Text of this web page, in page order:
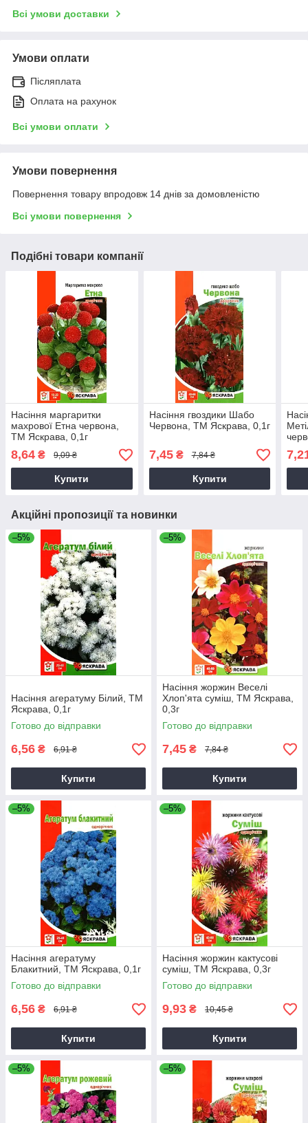
Всі умови доставки
Умови оплати
Післяплата
Оплата на рахунок
Всі умови оплати
Умови повернення
Повернення товару впродовж 14 днів за домовленістю
Всі умови повернення
Подібні товари компанії
Насіння маргаритки
махрової Етна червона,
ТМ Яскрава, 0,1г
8,64 ₴ 9,09 ₴
Купити
Насіння гвоздики Шабо
Червона, ТМ Яскрава, 0,1г
7,45₴ 7,84 ₴
Купити
0,3г
Акційні пропозиції та новинки
–5%
Насіння агератуму Бiлий, ТМ
Яскрава, 0,1г
Готово до відправки
6,56 ₴ 6,91 ₴
Купити
–5%
Насіння жоржин Веселi
Хлоп'ята суміш, ТМ Яскрава,
0,3г
Готово до відправки
7,45 ₴ 7,84 ₴
Купити
–5%
Насіння агератуму
Блакитний, ТМ Яскрава, 0,1г
Готово до відправки
6,56 ₴ 6,91 ₴
Купити
–5%
Насіння жоржин кактусові
суміш, ТМ Яскрава, 0,3г
Готово до відправки
9,93 ₴ 10,45 ₴
Купити
–5% –5%